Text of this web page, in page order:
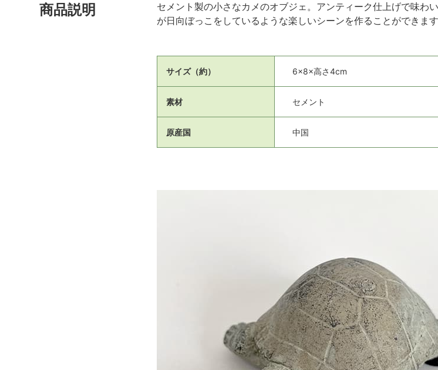
商品説明
セメント製の小さなカメのオブジェ。アンティーク仕上げで味
が日向ぼっこをしているような楽しいシーンを作ることができます
サイズ（約） 6×8×高さ4cm
素材 セメント
原産国 中国